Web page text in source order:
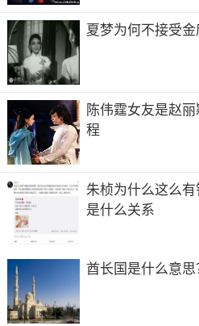
夏梦为何不接受
陈伟霆女友是赵
程
朱桢为什么这么
是什么关系
酋长国是什么意